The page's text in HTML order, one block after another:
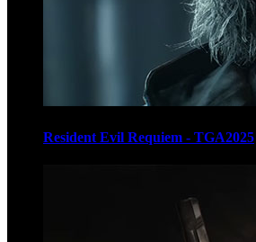
Resident Evil Requiem - TGA2025